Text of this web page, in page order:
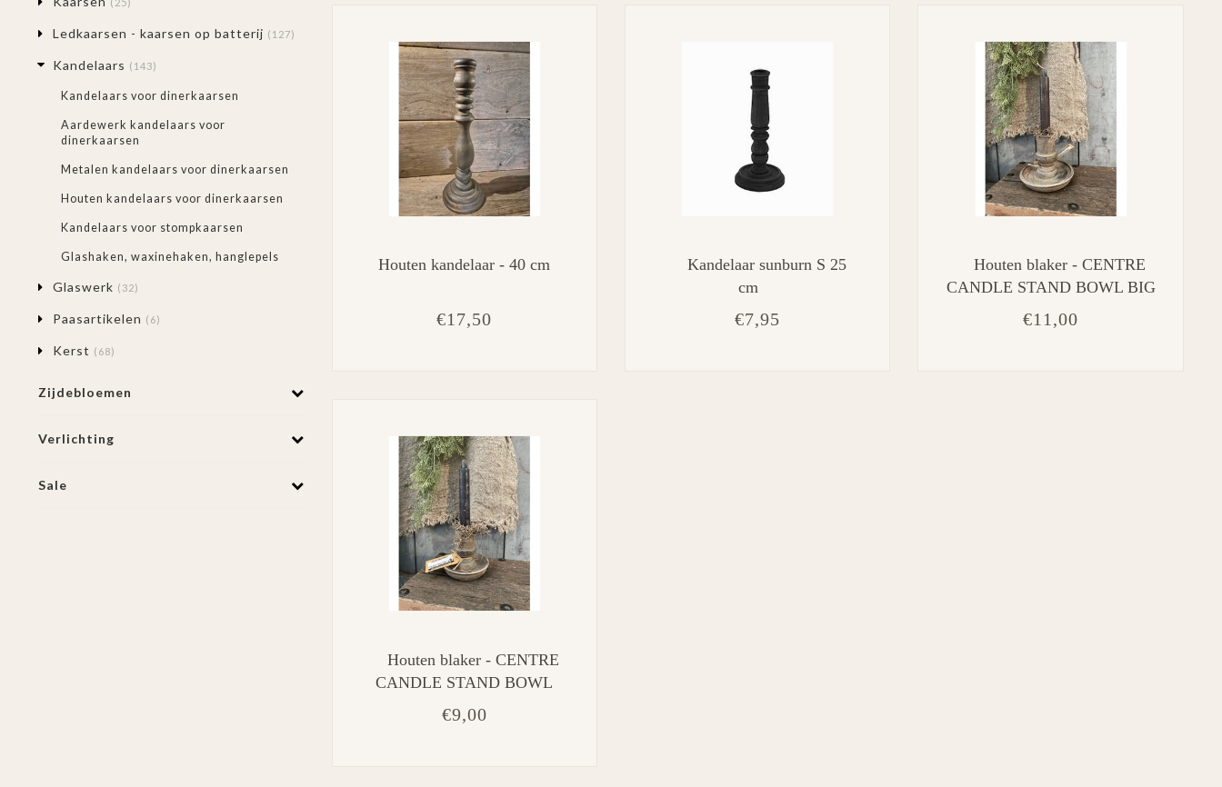
Ledkaarsen - kaarsen op batterij (127)
Kandelaars (143)
Kandelaars voor dinerkaarsen
Aardewerk kandelaars voor
dinerkaarsen
Metalen kandelaars voor dinerkaarsen
Houten kandelaars voor dinerkaarsen
Kandelaars voor stompkaarsen
Glashaken, waxinehaken, hanglepels
Glaswerk (32)
Paasartikelen (6)
Kerst (68)
Zijdebloemen
Verlichting
Sale
Houten kandelaar - 40 cm
€17,50
Kandelaar sunburn S 25
cm
€7,95
Houten blaker - CENTRE
CANDLE STAND BOWL BIG
- 13x13x11.5cm
€11,00
Houten blaker - CENTRE
CANDLE STAND BOWL
SMALL - 10.5×10.5x9cm
€9,00